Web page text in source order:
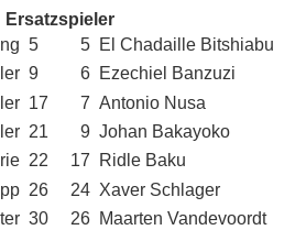
Ersatzspieler
5 5 El Chadaille Bitshiabu
9 6 Ezechiel Banzuzi
17 7 Antonio Nusa
21 9 Johan Bakayoko
22 17
Ridle Baku
26 24 Xaver Schlager
30 26 Maarten Vandevoordt